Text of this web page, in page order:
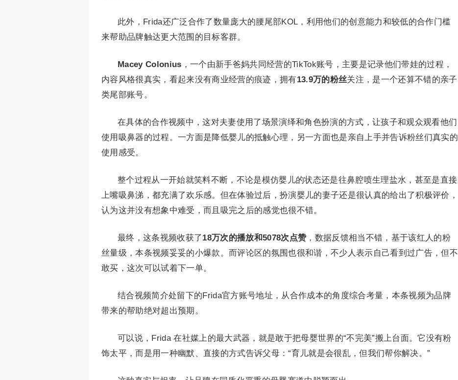
此外，Frida还广泛合作了数量庞大的腰尾部KOL，利用他们的创意能力和较低的合作门槛
来帮助品牌触达更大范围的目标客群。
Macey Colonius ，一个由新手爸妈共同经营的TikTok账号，主要是记录他们带娃的过程，
内容风格很真实，看起来没有商业经营的痕迹，拥有13.9万的粉丝关注，是一个还算不错的亲子
类尾部账号。
在具体的合作视频中，这对夫妻使用了场景演绎和角色扮演的方式，让孩子和观众观看他们
使用吸鼻器的过程。一方面是降低婴儿的抵触心理，另一方面也是亲自上手并告诉粉丝们真实的
使用感受。
整个过程从一开始就笑料不断，不论是模仿婴儿的状态还是往鼻腔喷生理盐水，甚至是直接
上嘴吸鼻涕，都充满了欢乐感。但在体验过后，扮演婴儿的妻子还是很认真的给出了积极评价，
认为这并没有想象中难受，而且吸完之后的感觉也很不错。
最终，这条视频收获了18万次的播放和5078次点赞 ，数据反馈相当不错，基于该红人的粉
丝量级，本条视频妥妥的小爆款。而评论区的氛围也很和谐，不少人表示自己看到过广告，但不
敢买，这次可以试着下一单。
结合视频简介处留下的Frida官方账号地址，从合作成本的角度综合考量，本条视频为品牌
带来的帮助绝对超出预期。
可以说，Frida 在社媒上的最大武器，就是敢于把母婴世界的“不完美”搬上台面。它没有粉
饰太平，而是用一种幽默、直接的方式告诉父母：“育儿就是会很乱，但我们帮你解决。”